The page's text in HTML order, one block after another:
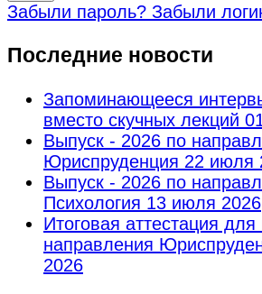
Забыли пароль? Забыли
Последние новости
Запоминающееся
вместо скучных лекций
Выпуск - 2026 по
Юриспруденция 22 июля
Выпуск - 2026 по
Психология 13 июля 2026
Итоговая аттестация для
направления
2026